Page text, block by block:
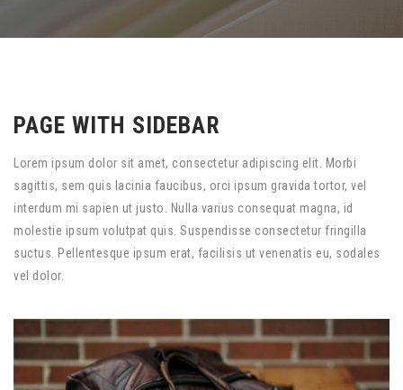
PAGE WITH SIDEBAR
Lorem ipsum dolor sit amet, consectetur adipiscing elit. Morbi
sagittis, sem quis lacinia faucibus, orci ipsum gravida tortor, vel
interdum mi sapien ut justo. Nulla varius consequat magna, id
molestie ipsum volutpat quis. Suspendisse consectetur fringilla
suctus. Pellentesque ipsum erat, facilisis ut venenatis eu, sodales
vel dolor.